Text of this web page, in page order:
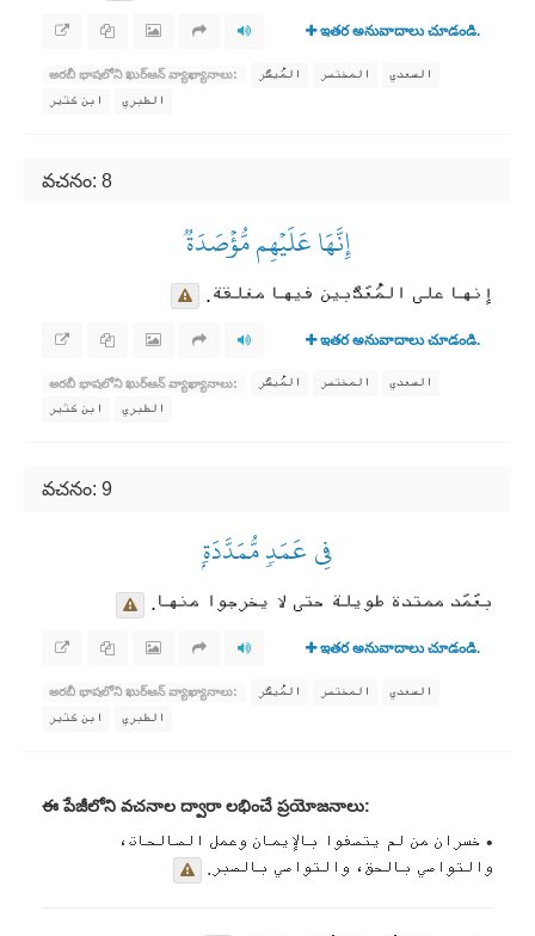
ఇతర అనువాదాలు చూడండి.
అరబీ భాషలోని ఖుర్ఆన్ వ్యాఖ్యానాలు: المُيسَّر المختصر
السعدي
ابن كثير
الطبري
వచనం: 8
إِنَّهَا عَلَيۡهِم مُّؤۡصَدَةٞ
إنها على المُعَذَّبين فيها مغلقة.
ఇతర అనువాదాలు చూడండి.
అరబీ భాషలోని ఖుర్ఆన్ వ్యాఖ్యానాలు: المُيسَّر المختصر
السعدي
ابن كثير
الطبري
వచనం: 9
فِي عَمَدٖ مُّمَدَّدَةِۭ
بعَمَد ممتدة طويلة حتى لا يخرجوا منها.
ఇతర అనువాదాలు చూడండి.
అరబీ భాషలోని ఖుర్ఆన్ వ్యాఖ్యానాలు: المُيسَّر المختصر
السعدي
ابن كثير
الطبري
ఈ పేజీలోని వచనాల ద్వారా లభించే ప్రయోజనాలు:
• خسران من لم يتصفوا بالإيمان وعمل الصالحات،
والتواصي بالحق، والتواصي بالصبر.